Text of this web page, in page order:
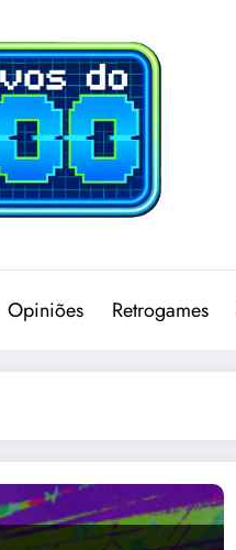
Opiniões Retrogames